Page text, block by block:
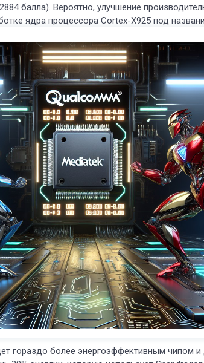
балла). Вероятно, улучшение
ядра процессора Cortex-X925 под
гораздо более энергоэффективным чипом